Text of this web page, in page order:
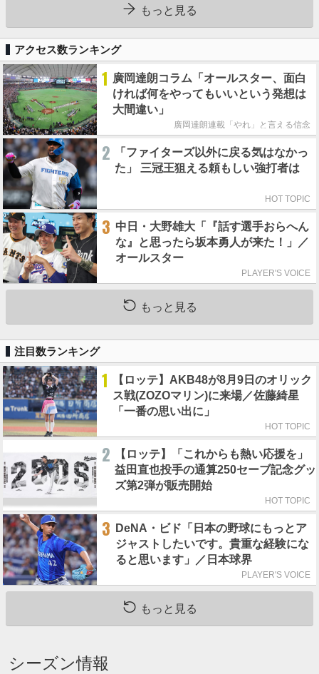
もっと見る
アクセス数ランキング
1 廣岡達朗コラム「オールスター、面白
ければ何をやってもいいという発想は
大間違い」
廣岡達朗連載「やれ」と言える信念
2
「ファイターズ以外に戻る気はなかっ
た」 三冠王狙える頼もしい強打者は
HOT TOPIC
3 中日・大野雄大「『話す選手おらへん
な』と思ったら坂本勇人が来た！」／
オールスター
PLAYER'S VOICE
もっと見る
注目数ランキング
1
【ロッテ】AKB48が8月9日のオリック
ス戦(ZOZOマリン)に来場／佐藤綺星
「一番の思い出に」
HOT TOPIC
2
【ロッテ】「これからも熱い応援を」
益田直也投手の通算250セーブ記念グッ
ズ第2弾が販売開始
HOT TOPIC
3
DeNA・ビド「日本の野球にもっとア
ジャストしたいです。貴重な経験にな
ると思います」／日本球界
PLAYER'S VOICE
もっと見る
シーズン情報